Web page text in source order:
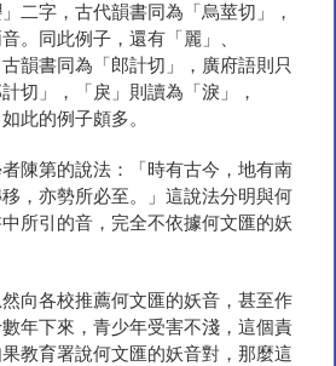
二字，古代韻書同為「烏莖切」，
。同此例子，還有「麗」、
古韻書同為「郎計切」，廣府語則只
切」，「戾」則讀為「淚」，
此的例子頗多。
陳第的說法：「時有古今，地有南
，亦勢所必至。」這說法分明與何
所引的音，完全不依據何文匯的妖
向各校推薦何文匯的妖音，甚至作
年下來，青少年受害不淺，這個責
教育署說何文匯的妖音對，那麼這